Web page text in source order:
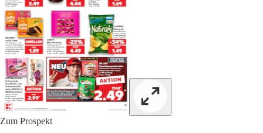
Zum Prospekt